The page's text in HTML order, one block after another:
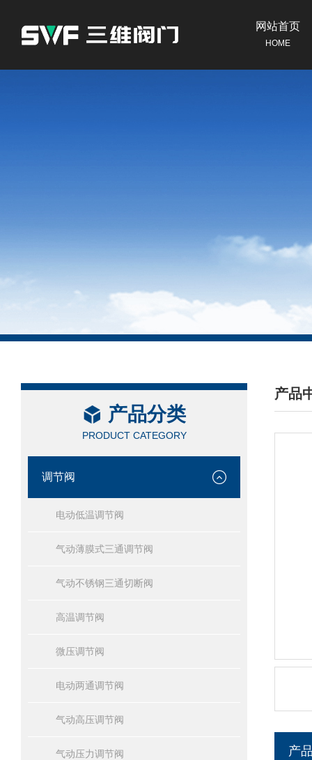
网站首页
HOME
产品分类
PRODUCT CATEGORY
调节阀
电动低温调节阀
气动薄膜式三通调节阀
气动不锈钢三通切断阀
高温调节阀
微压调节阀
电动两通调节阀
气动高压调节阀
气动压力调节阀
产品
/
产